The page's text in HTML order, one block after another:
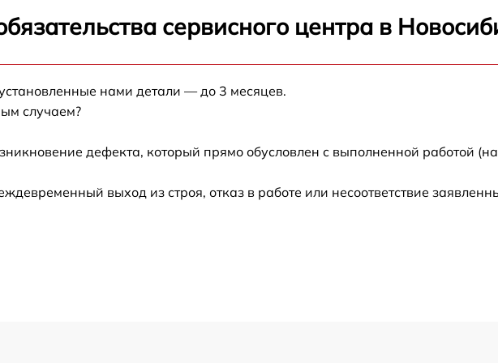
HITACHI R-
от 60 мин
отделения
сервисного центра в
нами детали — до 3 месяцев.
случаем?
дефекта, который прямо обусловлен с выполненной работой
выход из строя, отказ в работе или несоответствие